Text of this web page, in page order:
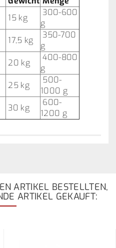
15 kg
300-600
g
17,5 kg
350-700
g
20 kg
400-800
g
25 kg
500-
1000 g
30 kg
600-
1200 g
ARTIKEL BESTELLTEN,
ARTIKEL GEKAUFT: